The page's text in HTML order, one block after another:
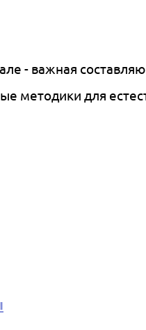
- важная
методики для